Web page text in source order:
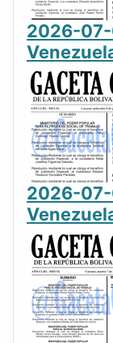
2026-07-
2026-07-